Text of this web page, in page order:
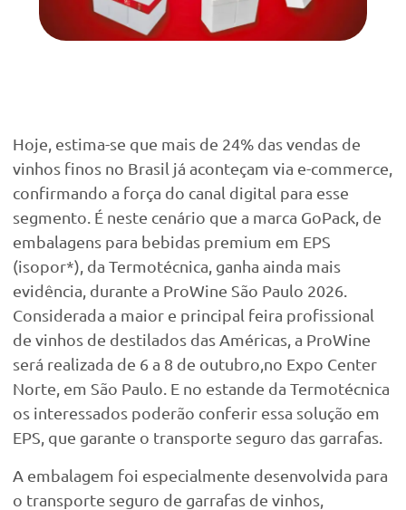
Hoje, estima-se que mais de 24% das vendas de
vinhos finos no Brasil já aconteçam via e-commerce,
confirmando a força do canal digital para esse
segmento. É neste cenário que a marca GoPack, de
embalagens para bebidas premium em EPS
(isopor*), da Termotécnica, ganha ainda mais
evidência, durante a ProWine São Paulo 2026.
Considerada a maior e principal feira profissional
de vinhos de destilados das Américas, a ProWine
será realizada de 6 a 8 de outubro,no Expo Center
Norte, em São Paulo. E no estande da Termotécnica
os interessados poderão conferir essa solução em
EPS, que garante o transporte seguro das garrafas.
A embalagem foi especialmente desenvolvida para
o transporte seguro de garrafas de vinhos,